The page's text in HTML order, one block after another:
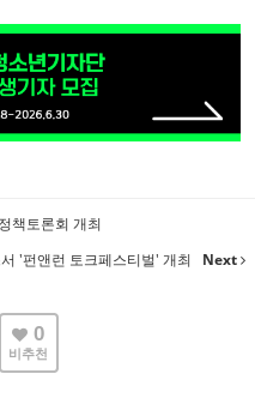
책토론회 개최
'펀앤런 토크페스티벌' 개최
Next
0
비추천